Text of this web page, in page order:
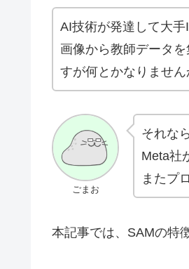
AI技術が発達して大
画像から教師データ
すが何とかなりません
ごまお
それな
Meta社
またプ
本記事では、SAMの特